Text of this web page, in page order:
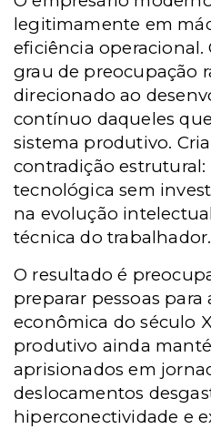
legitimamente em
eficiência
grau de preocupação
direcionado ao
contínuo daqueles
sistema produtivo.
contradição estrutural:
tecnológica sem
na evolução
técnica do trabalhador.
O resultado é
preparar pessoas para
econômica do século
produtivo ainda
aprisionados em
deslocamentos
hiperconectividade e